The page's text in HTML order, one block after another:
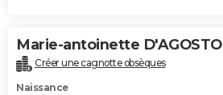
Marie-antoinette D'AGOSTO
Créer une cagnotte obsèques
Naissance